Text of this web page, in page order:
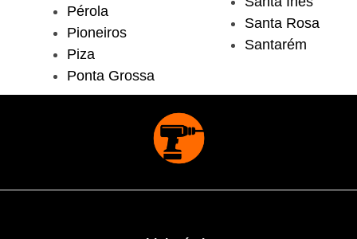
Pérola
Pioneiros
Piza
Ponta Grossa
Santa Rosa
Santarém